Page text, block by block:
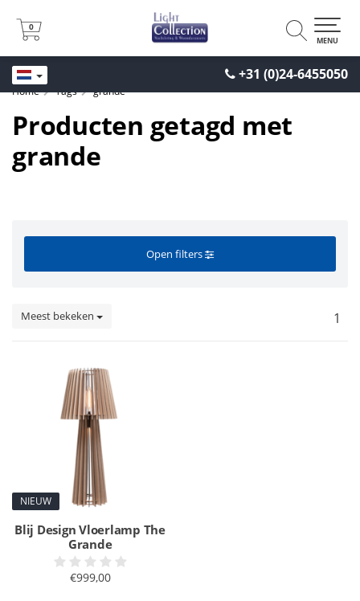
+31 (0)24-6455050
0
0
MENU
Home Tags grande
Producten getagd met
grande
Open filters
Meest bekeken 1
NIEUW
Blij Design Vloerlamp The
Grande
€999,00